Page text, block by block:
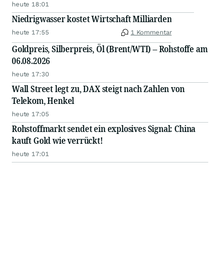
heute 18:01
Niedrigwasser kostet Wirtschaft Milliarden
heute 17:55 1 Kommentar
Goldpreis, Silberpreis, Öl (Brent/WTI) – Rohstoffe am
06.08.2026
heute 17:30
Wall Street legt zu, DAX steigt nach Zahlen von
Telekom, Henkel
heute 17:05
Rohstoffmarkt sendet ein explosives Signal: China
kauft Gold wie verrückt!
heute 17:01